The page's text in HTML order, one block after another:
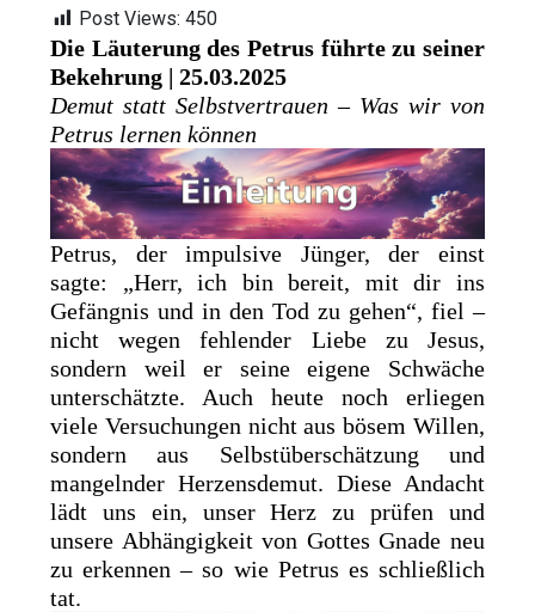
Post Views: 450
Die Läuterung des Petrus führte zu seiner
Bekehrung | 25.03.2025
Demut statt Selbstvertrauen – Was wir von
Petrus lernen können
Petrus, der impulsive Jünger, der einst
sagte: „Herr, ich bin bereit, mit dir ins
Gefängnis und in den Tod zu gehen“, fiel –
nicht wegen fehlender Liebe zu Jesus,
sondern weil er seine eigene Schwäche
unterschätzte. Auch heute noch erliegen
viele Versuchungen nicht aus bösem Willen,
sondern aus Selbstüberschätzung und
mangelnder Herzensdemut. Diese Andacht
lädt uns ein, unser Herz zu prüfen und
unsere Abhängigkeit von Gottes Gnade neu
zu erkennen – so wie Petrus es schließlich
tat.